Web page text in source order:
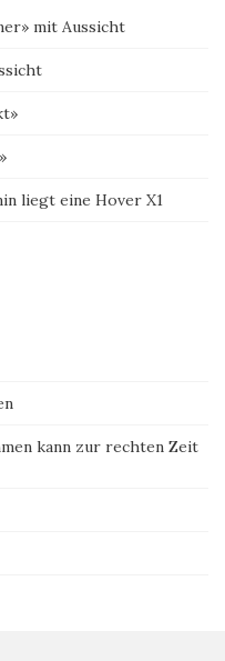
mit Aussicht
liegt eine Hover X1
kann zur rechten Zeit